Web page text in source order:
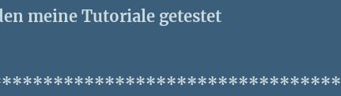
meine Tutoriale getestet